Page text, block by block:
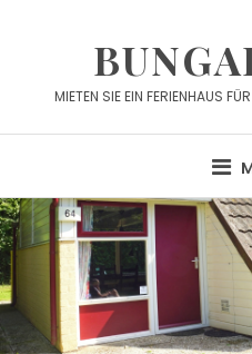
MIETEN SIE EIN FERIENHAUS